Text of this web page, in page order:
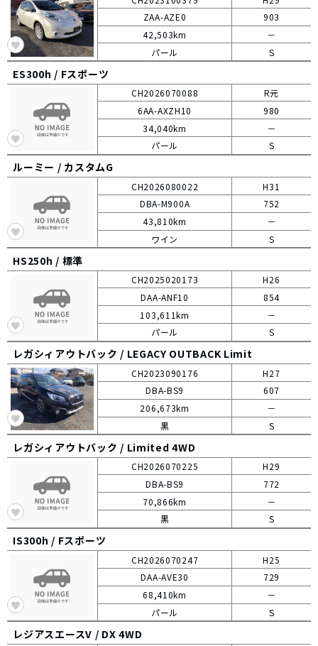
ZAA-AZE0
903
－
42,503km
パール
S
ES300h / Fスポーツ
CH2026070088
R元
6AA-AXZH10
980
－
34,040km
パール
S
ルーミー / カスタムG
CH2026080022
H31
DBA-M900A
752
－
43,810km
ワイン
S
HS250h / 標準
CH2025020173
H26
DAA-ANF10
854
－
103,611km
パール
S
レガシィアウトバック / LEGACY OUTBACK Limit
CH2023090176
H27
DBA-BS9
607
－
206,673km
黒
S
レガシィアウトバック / Limited 4WD
CH2026070225
H29
DBA-BS9
772
－
70,866km
黒
S
IS300h / Fスポーツ
CH2026070247
H25
DAA-AVE30
729
－
68,410km
パール
S
レジアスエースV / DX 4WD